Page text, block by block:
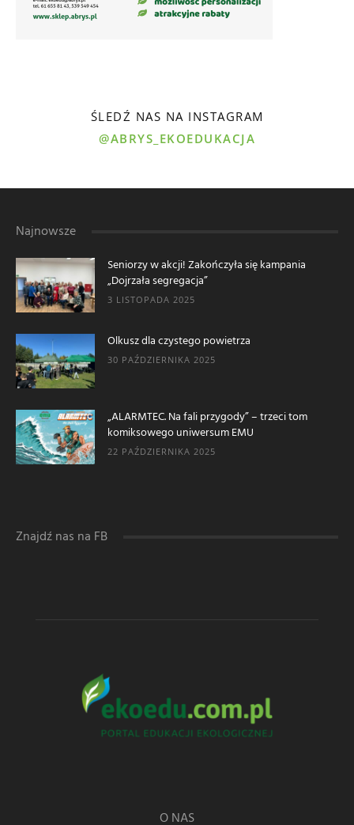
ŚLEDŹ NAS NA INSTAGRAM
@ABRYS_EKOEDUKACJA
Najnowsze
Seniorzy w akcji! Zakończyła się kampania
„Dojrzała segregacja”
3 LISTOPADA 2025
Olkusz dla czystego powietrza
30 PAŹDZIERNIKA 2025
„ALARMTEC. Na fali przygody” – trzeci tom
komiksowego uniwersum EMU
22 PAŹDZIERNIKA 2025
Znajdź nas na FB
O NAS